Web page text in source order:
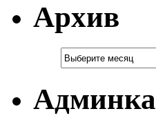
Архив
Админка